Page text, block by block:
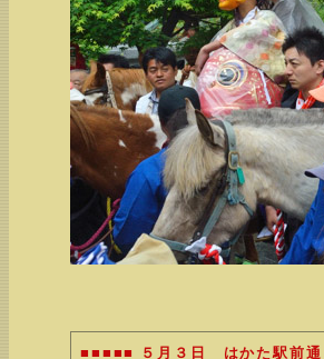
■■■■■ ５月３日 はかた駅前